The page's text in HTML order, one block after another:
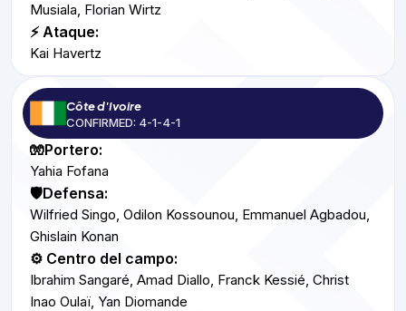
Musiala, Florian Wirtz
⚡ Ataque:
Kai Havertz
Côte d'Ivoire
CONFIRMED: 4-1-4-1
🧤Portero:
Yahia Fofana
🛡️Defensa:
Wilfried Singo, Odilon Kossounou, Emmanuel Agbadou,
Ghislain Konan
⚙️ Centro del campo:
Ibrahim Sangaré, Amad Diallo, Franck Kessié, Christ
Inao Oulaï, Yan Diomande